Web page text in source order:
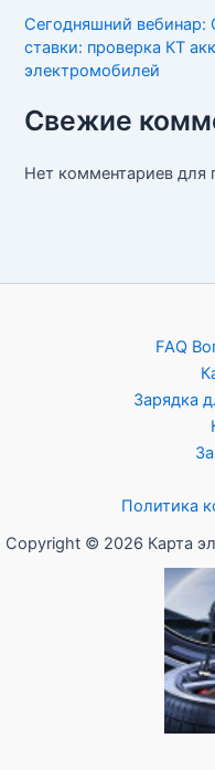
Сегодняшний
ставки: проверка КТ
электромобилей
Свежие
Нет комментариев для
FAQ
Зарядка
Политика
Copyright © 2026 Карта